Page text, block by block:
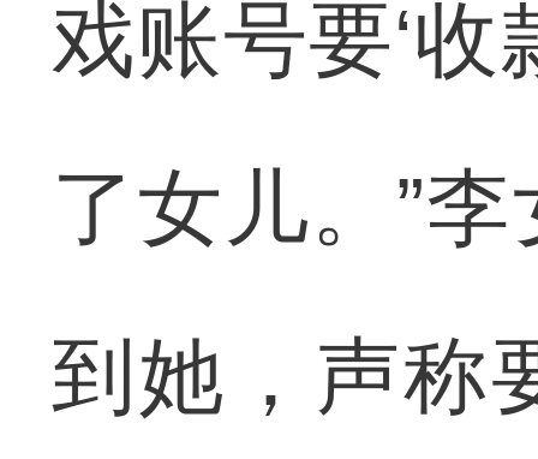
戏账号要‘
了女儿。”
到她，声称